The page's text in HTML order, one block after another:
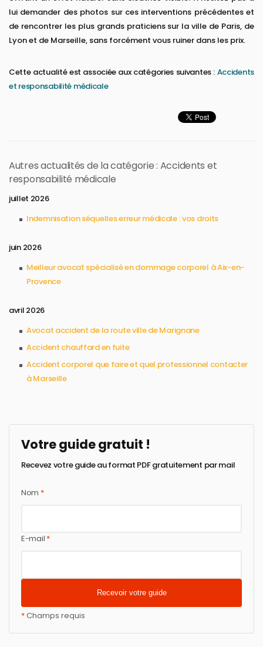
lui demander des photos sur ces interventions précédentes et
de rencontrer les plus grands praticiens sur la ville de Paris, de
Lyon et de Marseille, sans forcément vous ruiner dans les prix.
Cette actualité est associée aux catégories suivantes : Accidents
et responsabilité médicale
Autres actualités de la catégorie : Accidents et
responsabilité médicale
juillet 2026
Indemnisation séquelles erreur médicale : vos droits
juin 2026
Meilleur avocat spécialisé en dommage corporel à Aix-en-
Provence
avril 2026
Avocat accident de la route ville de Marignane
Accident chauffard en fuite
Accident corporel que faire et quel professionnel contacter
à Marseille
Votre guide gratuit !
Recevez votre guide au format PDF gratuitement par mail
Nom *
E-mail *
*Champs requis